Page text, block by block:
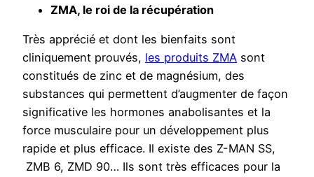
ZMA, le roi de la récupération
Très apprécié et dont les bienfaits sont
cliniquement prouvés, les produits ZMA sont
constitués de zinc et de magnésium, des
substances qui permettent d’augmenter de façon
significative les hormones anabolisantes et la
force musculaire pour un développement plus
rapide et plus efficace. Il existe des Z-MAN SS,
ZMB 6, ZMD 90… Ils sont très efficaces pour la